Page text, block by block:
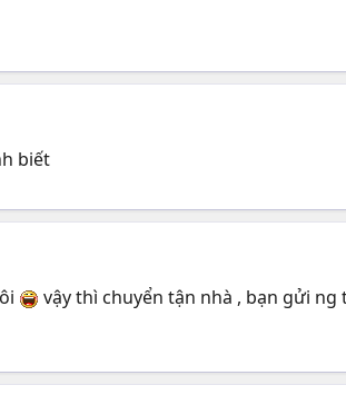
biết
vậy thì chuyển tận nhà , bạn gửi